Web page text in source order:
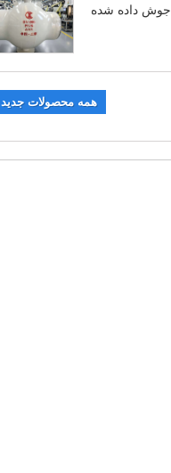
جوش داده شده
همه محصولات جدید